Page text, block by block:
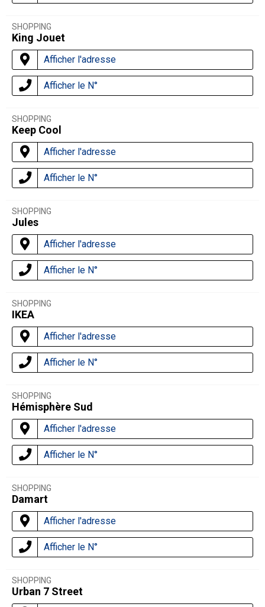
SHOPPING
King Jouet
Afficher l'adresse
Afficher le N°
SHOPPING
Keep Cool
Afficher l'adresse
Afficher le N°
SHOPPING
Jules
Afficher l'adresse
Afficher le N°
SHOPPING
IKEA
Afficher l'adresse
Afficher le N°
SHOPPING
Hémisphère Sud
Afficher l'adresse
Afficher le N°
SHOPPING
Damart
Afficher l'adresse
Afficher le N°
SHOPPING
Urban 7 Street